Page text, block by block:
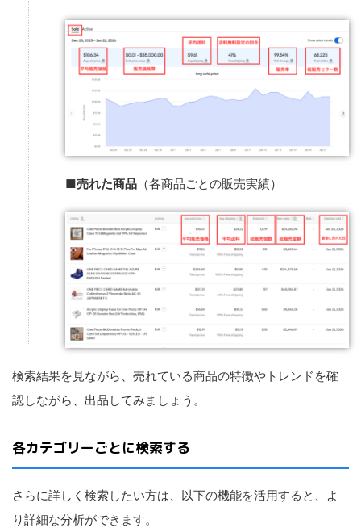
■売れた商品（各商品ごとの販売実績）
検索結果を見ながら、売れている商品の特徴やトレンドを確
認しながら、出品してみましょう。
各カテゴリーごとに検索する
さらに詳しく検索したい方は、以下の機能を活用すると、よ
り詳細な分析ができます。